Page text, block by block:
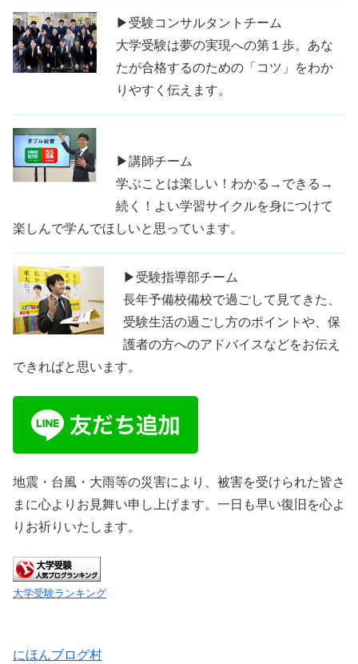
▶受験コンサルタントチーム
大学受験は夢の実現への第１歩。あな
たが合格するのための「コツ」をわか
りやすく伝えます。
▶講師チーム
学ぶことは楽しい！わかる→できる→
続く！よい学習サイクルを身につけて
楽しんで学んでほしいと思っています。
▶受験指導部チーム
長年予備校備校で過ごして見てきた、
受験生活の過ごし方のポイントや、保
護者の方へのアドバイスなどをお伝え
できればと思います。
地震・台風・大雨等の災害により、被害を受けられた皆さ
まに心よりお見舞い申し上げます。一日も早い復旧を心よ
りお祈りいたします。
大学受験ランキング
にほんブログ村